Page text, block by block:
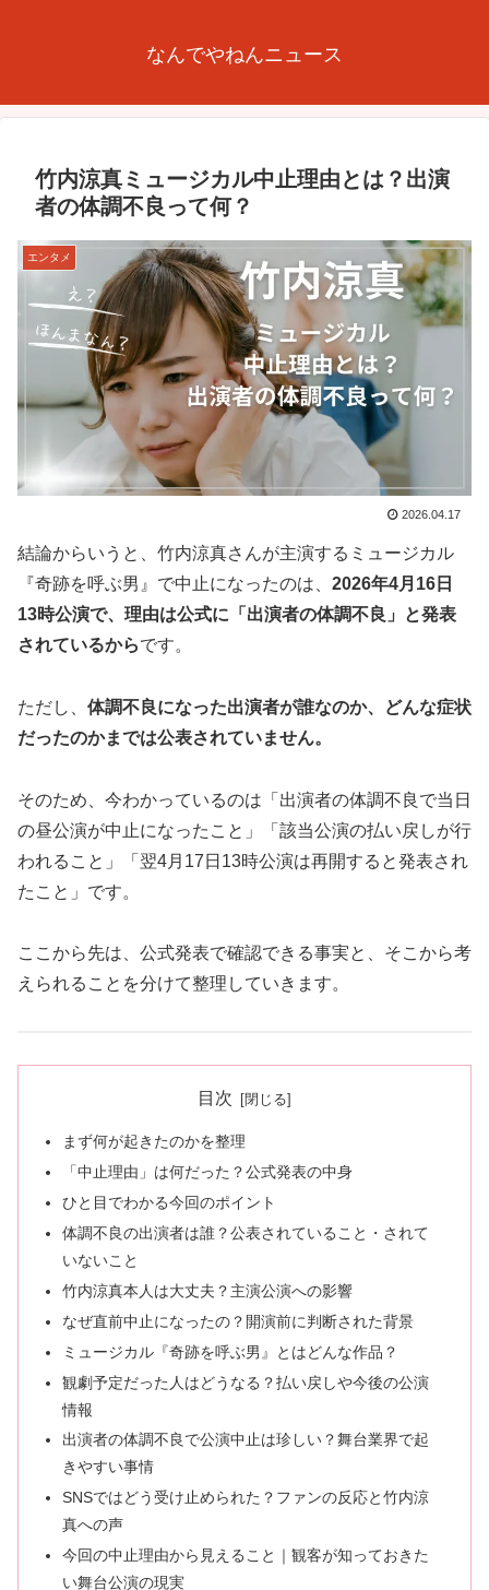
なんでやねんニュース
竹内涼真ミュージカル中止理由とは？出演
者の体調不良って何？
エンタメ
2026.04.17
結論からいうと、竹内涼真さんが主演するミュージカル
『奇跡を呼ぶ男』で中止になったのは、 2026年4月16日
13時公演で、理由は公式に「出演者の体調不良」と発表
されているからです。
ただし、 体調不良になった出演者が誰なのか、どんな症状
だったのかまでは公表されていません。
そのため、今わかっているのは「出演者の体調不良で当日
の昼公演が中止になったこと」「該当公演の払い戻しが行
われること」「翌4月17日13時公演は再開すると発表され
たこと」です。
ここから先は、公式発表で確認できる事実と、そこから考
えられることを分けて整理していきます。
目次
まず何が起きたのかを整理
「中止理由」は何だった？公式発表の中身
ひと目でわかる今回のポイント
体調不良の出演者は誰？公表されていること・されて
いないこと
竹内涼真本人は大丈夫？主演公演への影響
なぜ直前中止になったの？開演前に判断された背景
ミュージカル『奇跡を呼ぶ男』とはどんな作品？
観劇予定だった人はどうなる？払い戻しや今後の公演
情報
出演者の体調不良で公演中止は珍しい？舞台業界で起
きやすい事情
SNSではどう受け止められた？ファンの反応と竹内涼
真への声
今回の中止理由から見えること｜観客が知っておきた
い舞台公演の現実